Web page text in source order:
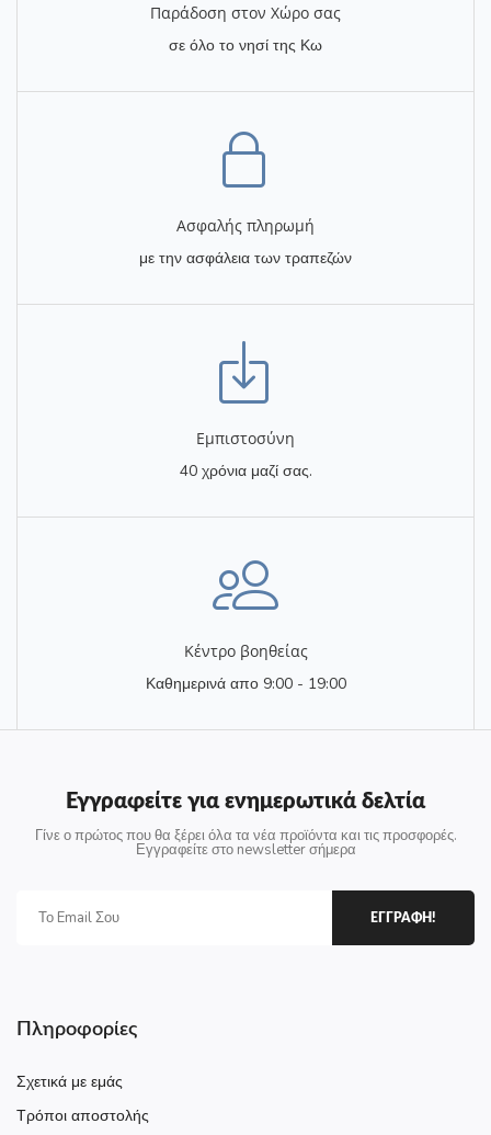
Παράδοση στον Χώρο σας
σε όλο το νησί της Κω
Ασφαλής πληρωμή
με την ασφάλεια των τραπεζών
Eμπιστοσύνη
40 χρόνια μαζί σας.
Κέντρο βοηθείας
Καθημερινά απο 9:00 - 19:00
Εγγραφείτε για ενημερωτικά δελτία
Γίνε ο πρώτος που θα ξέρει όλα τα νέα προϊόντα και τις προσφορές.
Εγγραφείτε στο newsletter σήμερα
ΕΓΓΡΑΦΗ!
Πληροφορίες
Σχετικά με εμάς
Τρόποι αποστολής